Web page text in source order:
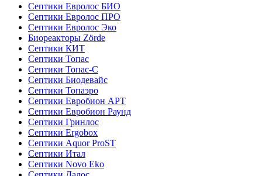
Септики Евролос БИО
Септики Евролос ПРО
Септики Евролос Эко
Биореакторы Zörde
Септики КИТ
Септики Топас
Септики Топас-С
Септики Биодевайс
Септики Топаэро
Септики Евробион АРТ
Септики Евробион Раунд
Септики Гринлос
Септики Ergobox
Септики Aquor ProST
Септики Итал
Септики Novo Eko